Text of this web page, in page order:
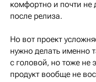
комфортно и почти не
после релиза.
Но вот проект
нужно делать именно
с головой, но тоже не
продукт вообще не